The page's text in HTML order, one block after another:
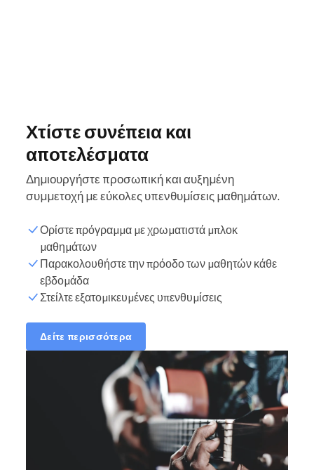
Χτίστε συνέπεια και
αποτελέσματα
Δημιουργήστε προσωπική και αυξημένη
συμμετοχή με εύκολες υπενθυμίσεις μαθημάτων.
Ορίστε πρόγραμμα με χρωματιστά μπλοκ
μαθημάτων
Παρακολουθήστε την πρόοδο των μαθητών κάθε
εβδομάδα
Στείλτε εξατομικευμένες υπενθυμίσεις
Δείτε περισσότερα